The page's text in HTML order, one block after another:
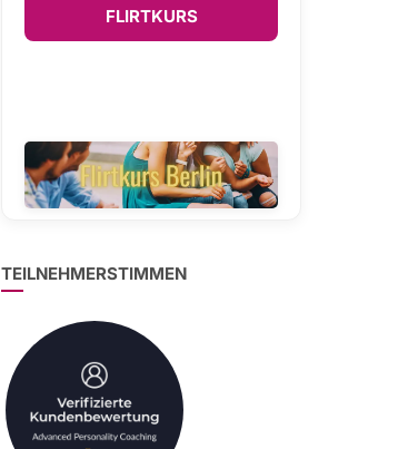
FLIRTKURS
TEILNEHMERSTIMMEN